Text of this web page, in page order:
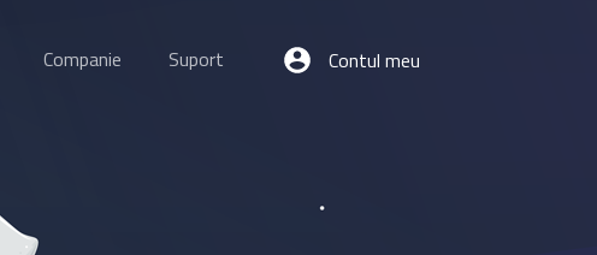
Companie Suport Contul meu